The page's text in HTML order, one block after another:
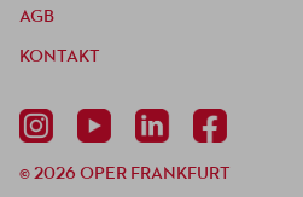
AGB
KONTAKT
© 2026 OPER FRANKFURT